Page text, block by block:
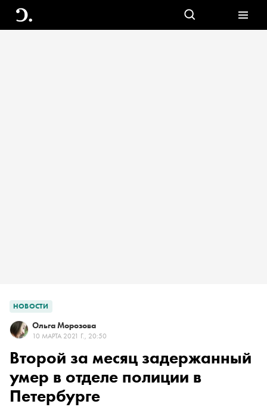
НОВОСТИ
Ольга Морозова
10 МАРТА 2021 Г., 20:50
Второй за месяц задержанный
умер в отделе полиции в
Петербурге